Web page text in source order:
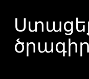
Ստացեք